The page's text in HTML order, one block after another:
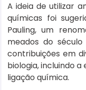
A ideia de utilizar
químicas foi
Pauling, um
meados do
contribuições em
biologia, incluindo
ligação química.